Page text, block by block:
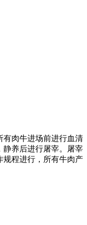
有肉牛进场前进行血清
静养后进行屠宰。屠宰
规程进行，所有牛肉产